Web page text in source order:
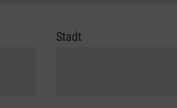
Stadt